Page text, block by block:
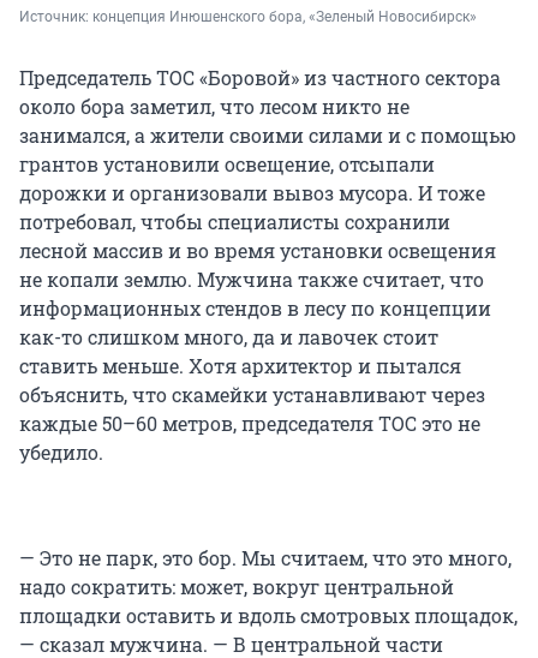
Источник: концепция Инюшенского бора, «Зеленый Новосибирск»
Председатель ТОС «Боровой» из частного сектора
около бора заметил, что лесом никто не
занимался, а жители своими силами и с помощью
грантов установили освещение, отсыпали
дорожки и организовали вывоз мусора. И тоже
потребовал, чтобы специалисты сохранили
лесной массив и во время установки освещения
не копали землю. Мужчина также считает, что
информационных стендов в лесу по концепции
как-то слишком много, да и лавочек стоит
ставить меньше. Хотя архитектор и пытался
объяснить, что скамейки устанавливают через
каждые 50–60 метров, председателя ТОС это не
убедило.
— Это не парк, это бор. Мы считаем, что это много,
надо сократить: может, вокруг центральной
площадки оставить и вдоль смотровых площадок,
— сказал мужчина. — В центральной части